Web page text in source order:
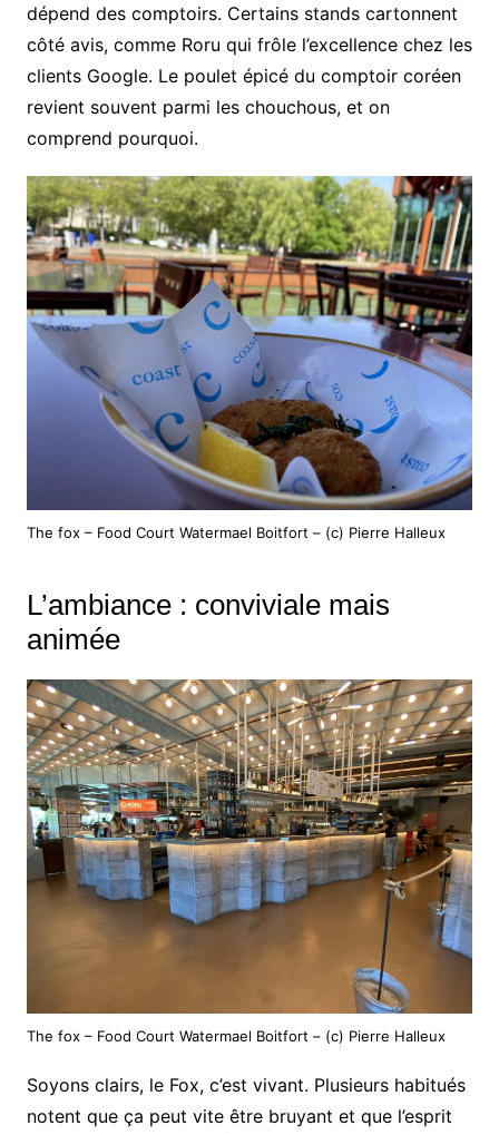
dépend des comptoirs. Certains stands cartonnent
côté avis, comme Roru qui frôle l’excellence chez les
clients Google. Le poulet épicé du comptoir coréen
revient souvent parmi les chouchous, et on
comprend pourquoi.
The fox – Food Court Watermael Boitfort – (c) Pierre Halleux
L’ambiance : conviviale mais
animée
The fox – Food Court Watermael Boitfort – (c) Pierre Halleux
Soyons clairs, le Fox, c’est vivant. Plusieurs habitués
notent que ça peut vite être bruyant et que l’esprit